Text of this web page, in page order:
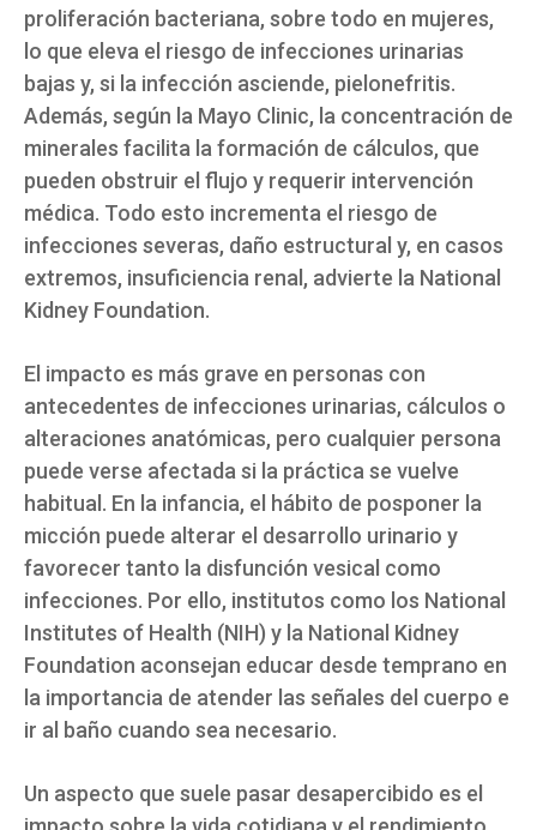
proliferación bacteriana, sobre todo en mujeres,
lo que eleva el riesgo de infecciones urinarias
bajas y, si la infección asciende, pielonefritis.
Además, según la Mayo Clinic, la concentración de
minerales facilita la formación de cálculos, que
pueden obstruir el flujo y requerir intervención
médica. Todo esto incrementa el riesgo de
infecciones severas, daño estructural y, en casos
extremos, insuficiencia renal, advierte la National
Kidney Foundation.
El impacto es más grave en personas con
antecedentes de infecciones urinarias, cálculos o
alteraciones anatómicas, pero cualquier persona
puede verse afectada si la práctica se vuelve
habitual. En la infancia, el hábito de posponer la
micción puede alterar el desarrollo urinario y
favorecer tanto la disfunción vesical como
infecciones. Por ello, institutos como los National
Institutes of Health (NIH) y la National Kidney
Foundation aconsejan educar desde temprano en
la importancia de atender las señales del cuerpo e
ir al baño cuando sea necesario.
Un aspecto que suele pasar desapercibido es el